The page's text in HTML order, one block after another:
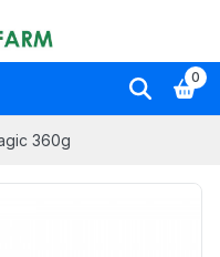
0
360g